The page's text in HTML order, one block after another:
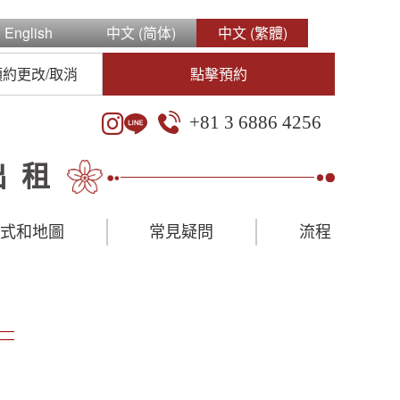
English 中文 (简体)
中文 (繁體)
更改/取消
點擊預約
+81 3 6886 4256
租
和地圖 常見疑問 流程